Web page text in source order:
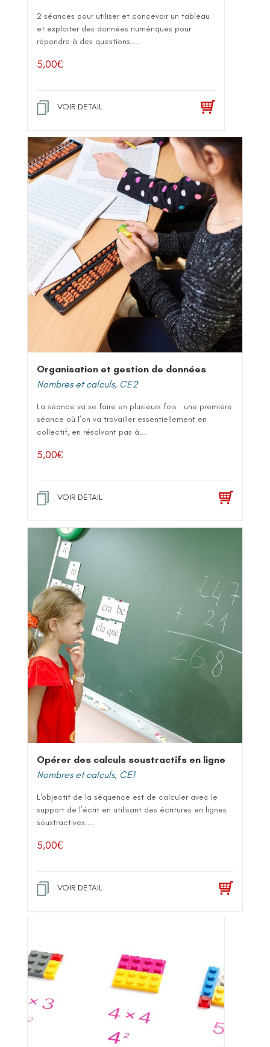
2 séances pour utiliser et concevoir un tableau
et exploiter des données numériques pour
répondre à des questions....
5,00€
VOIR DETAIL
Organisation et gestion de données
Nombres et calculs, CE2
La séance va se faire en plusieurs fois : une première
séance où l’on va travailler essentiellement en
collectif, en résolvant pas à...
5,00€
VOIR DETAIL
Opérer des calculs soustractifs en ligne
Nombres et calculs, CE1
L'objectif de la séquence est de calculer avec le
support de l’écrit en utilisant des écritures en lignes
soustractives....
5,00€
VOIR DETAIL